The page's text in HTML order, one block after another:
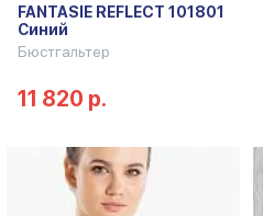
FANTASIE REFLECT 101801
Синий
Бюстгальтер
11 820 р.